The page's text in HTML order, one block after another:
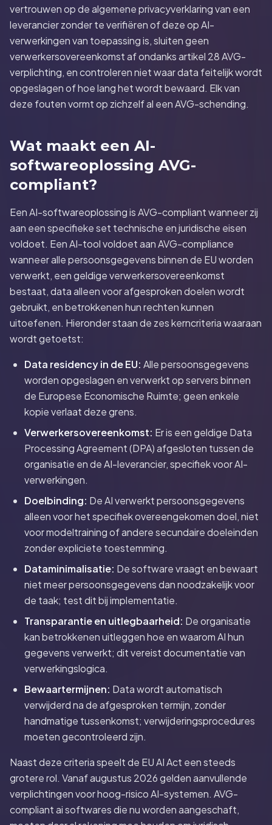
vertrouwen op de algemene privacyverklaring van een
leverancier zonder te verifiëren of deze op AI-
verwerkingen van toepassing is, sluiten geen
verwerkersovereenkomst af ondanks artikel 28 AVG-
verplichting, en controleren niet waar data feitelijk wordt
opgeslagen of hoe lang het wordt bewaard. Elk van
deze fouten vormt op zichzelf al een AVG-schending.
Wat maakt een AI-
softwareoplossing AVG-
compliant?
Een AI-softwareoplossing is AVG-compliant wanneer zij
aan een specifieke set technische en juridische eisen
voldoet. Een AI-tool voldoet aan AVG-compliance
wanneer alle persoonsgegevens binnen de EU worden
verwerkt, een geldige verwerkersovereenkomst
bestaat, data alleen voor afgesproken doelen wordt
gebruikt, en betrokkenen hun rechten kunnen
uitoefenen. Hieronder staan de zes kerncriteria waaraan
wordt getoetst:
Data residency in de EU: Alle persoonsgegevens
worden opgeslagen en verwerkt op servers binnen
de Europese Economische Ruimte; geen enkele
kopie verlaat deze grens.
Verwerkersovereenkomst: Er is een geldige Data
Processing Agreement (DPA) afgesloten tussen de
organisatie en de AI-leverancier, specifiek voor AI-
verwerkingen.
Doelbinding: De AI verwerkt persoonsgegevens
alleen voor het specifiek overeengekomen doel, niet
voor modeltraining of andere secundaire doeleinden
zonder expliciete toestemming.
Dataminimalisatie: De software vraagt en bewaart
niet meer persoonsgegevens dan noodzakelijk voor
de taak; test dit bij implementatie.
Transparantie en uitlegbaarheid: De organisatie
kan betrokkenen uitleggen hoe en waarom AI hun
gegevens verwerkt; dit vereist documentatie van
verwerkingslogica.
Bewaartermijnen: Data wordt automatisch
verwijderd na de afgesproken termijn, zonder
handmatige tussenkomst; verwijderingsprocedures
moeten gecontroleerd zijn.
Naast deze criteria speelt de EU AI Act een steeds
grotere rol. Vanaf augustus 2026 gelden aanvullende
verplichtingen voor hoog-risico AI-systemen. AVG-
compliant ai softwares die nu worden aangeschaft,